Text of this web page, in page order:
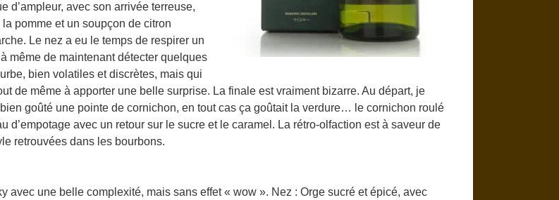
d’ampleur, avec son arrivée terreuse,
pomme et un soupçon de citron
Le nez a eu le temps de respirer un
même de maintenant détecter quelques
bien volatiles et discrètes, mais qui
de même à apporter une belle surprise. La finale est vraiment bizarre. Au départ, je
goûté une pointe de cornichon, en tout cas ça goûtait la verdure… le cornichon roulé
d’empotage avec un retour sur le sucre et le caramel. La rétro-olfaction est à saveur de
retrouvées dans les bourbons.
avec une belle complexité, mais sans effet « wow ». Nez : Orge sucré et épicé, avec